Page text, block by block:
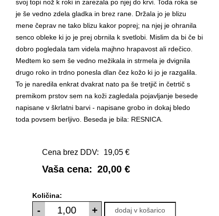
svoj topi nož k roki in zarezala po njej do krvi. Toda roka se
je še vedno zdela gladka in brez rane. Držala jo je blizu
mene čeprav ne tako blizu kakor poprej; na njej je ohranila
senco obleke ki jo je prej obrnila k svetlobi. Mislim da bi če bi
dobro pogledala tam videla majhno hrapavost ali rdečico.
Medtem ko sem še vedno mežikala in strmela je dvignila
drugo roko in trdno ponesla dlan čez kožo ki jo je razgalila.
To je naredila enkrat dvakrat nato pa še tretjič in četrtič s
premikom prstov sem na koži zagledala pojavljanje besede
napisane v škrlatni barvi - napisane grobo in dokaj bledo
toda povsem berljivo. Beseda je bila: RESNICA.
Cena brez DDV: 19,05 €
Vaša cena: 20,00 €
Količina:
- + dodaj v košarico